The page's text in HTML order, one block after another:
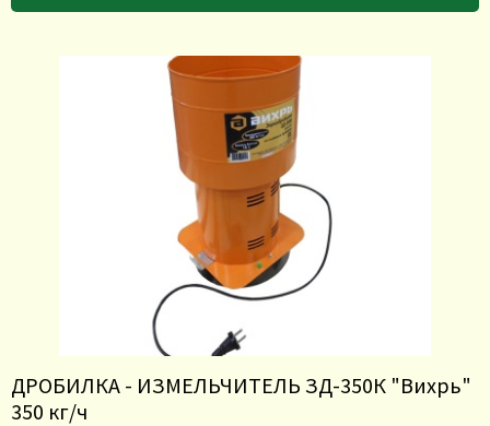
ДРОБИЛКА - ИЗМЕЛЬЧИТЕЛЬ ЗД-350К "Вихрь"
350 кг/ч